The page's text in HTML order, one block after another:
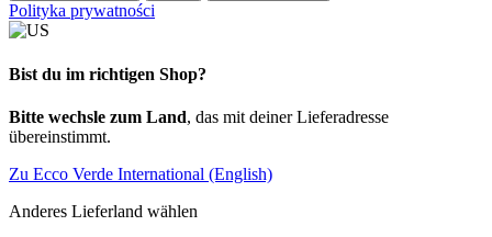
Polityka prywatności
Bist du im richtigen Shop?
Bitte wechsle zum Land, das mit deiner Lieferadresse
übereinstimmt.
Zu Ecco Verde International (English)
Anderes Lieferland wählen